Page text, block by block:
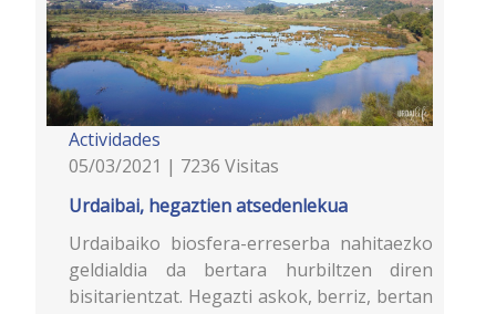
Actividades
05/03/2021 | 7236 Visitas
Urdaibai, hegaztien atsedenlekua
Urdaibaiko biosfera-erreserba nahitaezko
geldialdia da bertara hurbiltzen diren
bisitarientzat. Hegazti askok, berriz, bertan